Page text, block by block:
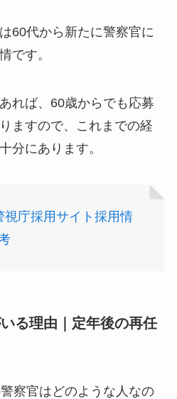
60代から新たに警察官に
です。
れば、60歳からでも応募
ますので、これまでの経
分にあります。
視庁採用サイト採用情
る理由｜定年後の再任
察官はどのような人なの